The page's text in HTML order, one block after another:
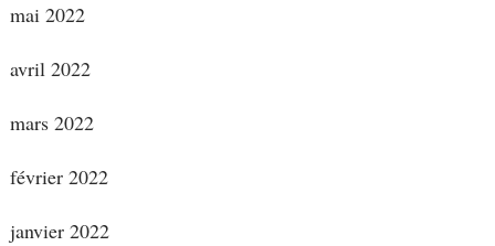
mai 2022
avril 2022
mars 2022
février 2022
janvier 2022